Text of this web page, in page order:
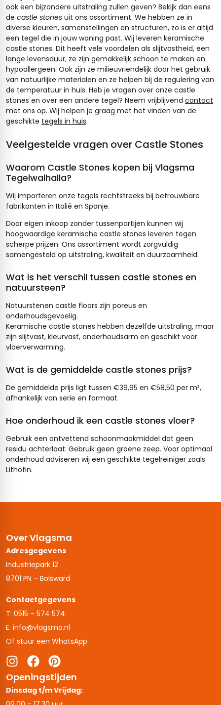
ook een bijzondere uitstraling zullen geven? Bekijk dan eens
de castle stones uit ons assortiment. We hebben ze in
diverse kleuren, samenstellingen en structuren, zo is er altijd
een tegel die in jouw woning past. Wij leveren keramische
castle stones. Dit heeft vele voordelen als slijtvastheid, een
lange levensduur, ze zijn gemakkelijk schoon te maken en
hypoallergeen. Ook zijn ze milieuvriendelijk door het gebruik
van natuurlijke materialen en ze helpen bij de regulering van
de temperatuur in huis. Heb je vragen over onze castle
stones en over een andere tegel? Neem vrijblijvend contact
met ons op. Wij helpen je graag met het vinden van de
geschikte tegels in huis.
Veelgestelde vragen over Castle Stones
Waarom Castle Stones kopen bij Vlagsma
Tegelwalhalla?
Wij importeren onze tegels rechtstreeks bij betrouwbare
fabrikanten in Italië en Spanje.
Door eigen inkoop zonder tussenpartijen kunnen wij
hoogwaardige keramische castle stones leveren tegen
scherpe prijzen. Ons assortiment wordt zorgvuldig
samengesteld op uitstraling, kwaliteit en duurzaamheid.
Wat is het verschil tussen castle stones en
natuursteen?
Natuurstenen castle floors zijn poreus en
onderhoudsgevoelig.
Keramische castle stones hebben dezelfde uitstraling, maar
zijn slijtvast, kleurvast, onderhoudsarm en geschikt voor
vloerverwarming.
Wat is de gemiddelde castle stones prijs?
De gemiddelde prijs ligt tussen €39,95 en €58,50 per m²,
afhankelijk van serie en formaat.
Hoe onderhoud ik een castle stones vloer?
Gebruik een ontvettend schoonmaakmiddel dat geen
residu achterlaat. Gebruik geen groene zeep. Voor optimaal
onderhoud adviseren wij een geschikte tegelreiniger zoals
Lithofin.
Over Vlagsma
Adresgegevens
Industriepark 12
8701 PN – Bolsward
Contactgegevens
T: 0515 – 574 574
E: info@vlagsma.nl
Of stuur een WhatsApp
Openingstijden
Dinsdag t/m Vrijdag: